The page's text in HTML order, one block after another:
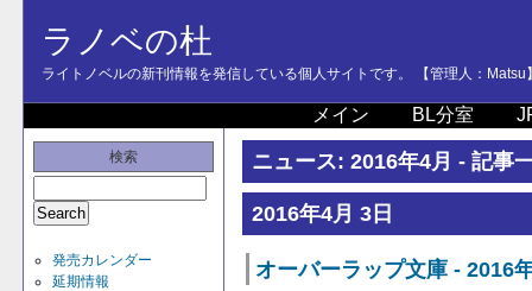
ラノベの杜
ライトノベルの新刊情報を発信している個人サイトです。 【管理人：Matsu
メイン BL分室
検索
発売カレンダー
延期情報
ニュース: 2016年4月 - 記事
2016年4月 3日
オーバーラップ文庫 - 2016